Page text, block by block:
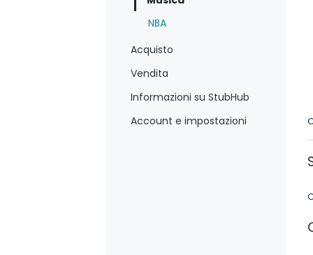
NBA
Acquisto
Vendita
Informazioni su StubHub
Account e impostazioni